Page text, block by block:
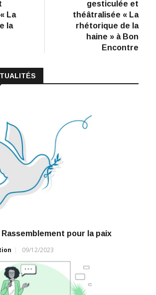
dI
n
Li
n
La
la
gesticulée et
théâtralisée « La
rhétorique de la
haine » à Bon
Encontre
pour la paix
09/12/2023